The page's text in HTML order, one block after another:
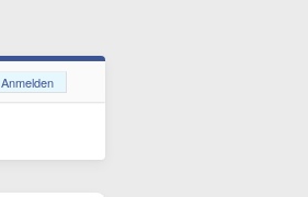
Anmelden